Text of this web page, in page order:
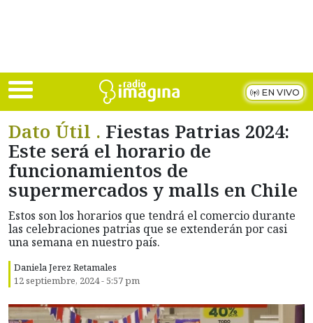
EN VIVO
Dato Útil . Fiestas Patrias 2024:
Este será el horario de
funcionamientos de
supermercados y malls en Chile
Estos son los horarios que tendrá el comercio durante
las celebraciones patrias que se extenderán por casi
una semana en nuestro país.
Daniela Jerez Retamales
12 septiembre, 2024 - 5:57 pm